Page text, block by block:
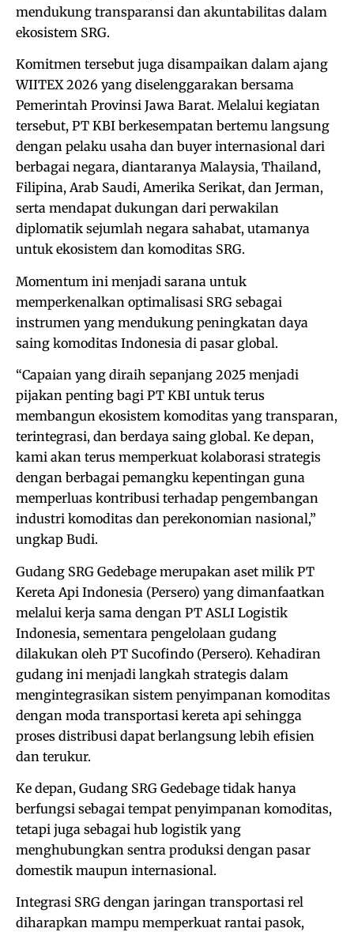
mendukung transparansi dan akuntabilitas dalam
ekosistem SRG.
Komitmen tersebut juga disampaikan dalam ajang
WIITEX 2026 yang diselenggarakan bersama
Pemerintah Provinsi Jawa Barat. Melalui kegiatan
tersebut, PT KBI berkesempatan bertemu langsung
dengan pelaku usaha dan buyer internasional dari
berbagai negara, diantaranya Malaysia, Thailand,
Filipina, Arab Saudi, Amerika Serikat, dan Jerman,
serta mendapat dukungan dari perwakilan
diplomatik sejumlah negara sahabat, utamanya
untuk ekosistem dan komoditas SRG.
Momentum ini menjadi sarana untuk
memperkenalkan optimalisasi SRG sebagai
instrumen yang mendukung peningkatan daya
saing komoditas Indonesia di pasar global.
“Capaian yang diraih sepanjang 2025 menjadi
pijakan penting bagi PT KBI untuk terus
membangun ekosistem komoditas yang transparan,
terintegrasi, dan berdaya saing global. Ke depan,
kami akan terus memperkuat kolaborasi strategis
dengan berbagai pemangku kepentingan guna
memperluas kontribusi terhadap pengembangan
industri komoditas dan perekonomian nasional,”
ungkap Budi.
Gudang SRG Gedebage merupakan aset milik PT
Kereta Api Indonesia (Persero) yang dimanfaatkan
melalui kerja sama dengan PT ASLI Logistik
Indonesia, sementara pengelolaan gudang
dilakukan oleh PT Sucofindo (Persero). Kehadiran
gudang ini menjadi langkah strategis dalam
mengintegrasikan sistem penyimpanan komoditas
dengan moda transportasi kereta api sehingga
proses distribusi dapat berlangsung lebih efisien
dan terukur.
Ke depan, Gudang SRG Gedebage tidak hanya
berfungsi sebagai tempat penyimpanan komoditas,
tetapi juga sebagai hub logistik yang
menghubungkan sentra produksi dengan pasar
domestik maupun internasional.
Integrasi SRG dengan jaringan transportasi rel
diharapkan mampu memperkuat rantai pasok,